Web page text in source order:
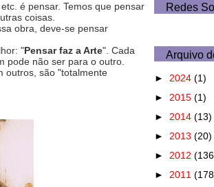
, etc. é pensar. Temos que pensar
coisas.
obra, deve-se pensar
"Pensar faz a Arte". Cada
pode não ser para o outro.
outros, são "totalmente
Redes
Arquivo
► 2024 (1)
► 2015 (1)
► 2014 (13)
► 2013 (20)
► 2012
► 2011